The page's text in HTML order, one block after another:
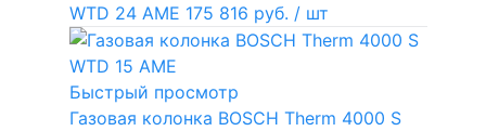
WTD 24 AME 175 816 руб. / шт
Быстрый просмотр
Газовая колонка BOSCH Therm 4000 S